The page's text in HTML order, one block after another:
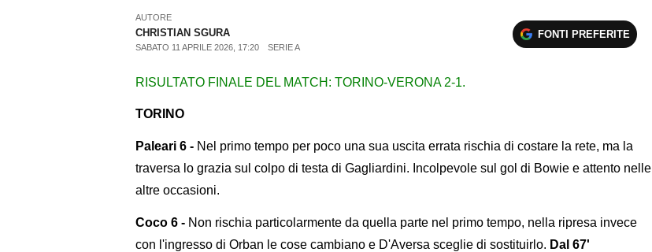
AUTORE
CHRISTIAN SGURA
SABATO 11 APRILE 2026, 17:20 SERIE A
FONTI PREFERITE
RISULTATO FINALE DEL MATCH: TORINO-VERONA 2-1.
TORINO
Paleari 6 - Nel primo tempo per poco una sua uscita errata rischia di costare la rete, ma la
traversa lo grazia sul colpo di testa di Gagliardini. Incolpevole sul gol di Bowie e attento nelle
altre occasioni.
Coco 6 - Non rischia particolarmente da quella parte nel primo tempo, nella ripresa invece
con l'ingresso di Orban le cose cambiano e D'Aversa sceglie di sostituirlo. Dal 67'